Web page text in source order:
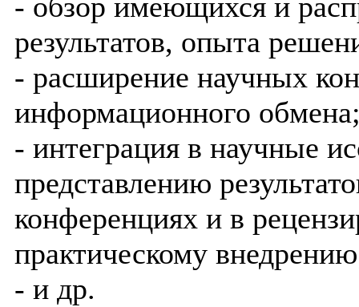
- обзор имеющихся и
результатов, опыта
- расширение научных
информационного
- интеграция в научные
представлению
конференциях и в
практическому
- и др.